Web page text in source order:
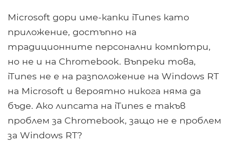
Microsoft дори име-капки iTunes като
приложение, достъпно на
традиционните персонални компютри,
но не и на Chromebook. Въпреки това,
iTunes не е на разположение на Windows RT
на Microsoft и вероятно никога няма да
бъде. Ако липсата на iTunes е такъв
проблем за Chromebook, защо не е проблем
за Windows RT?